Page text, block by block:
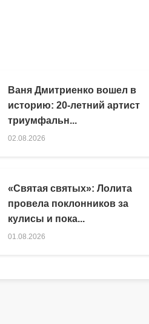
Ваня Дмитриенко вошел в
историю: 20-летний артист
триумфальн...
02.08.2026
«Святая святых»: Лолита
провела поклонников за
кулисы и пока...
01.08.2026